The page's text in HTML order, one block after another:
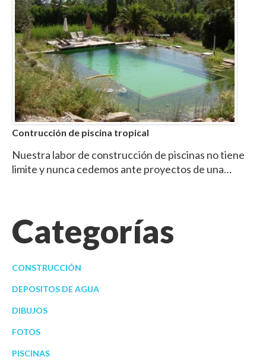
Contrucción de piscina tropical
Nuestra labor de construcción de piscinas no tiene
limite y nunca cedemos ante proyectos de una…
Categorías
CONSTRUCCIÓN
DEPOSITOS DE AGUA
DIBUJOS
FOTOS
PISCINAS